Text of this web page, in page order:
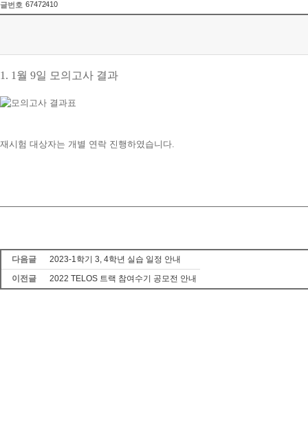
글번호 67472410
1. 1 월 9일 모의고사 결과
재시험 대상자는 개별 연락 진행하였습니다.
다음글
2023-1학기 3, 4학년 실습 일정 안내
이전글
2022 TELOS 트랙 참여수기 공모전 안내